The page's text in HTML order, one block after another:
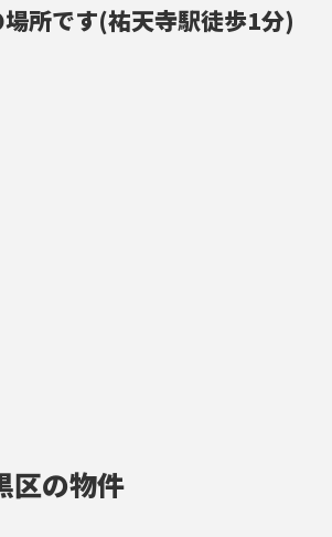
所です(祐天寺駅徒歩1分)
区の物件